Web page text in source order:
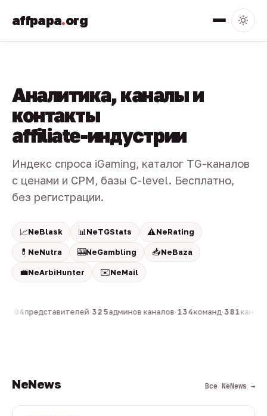
affpapa.org
Аналитика, каналы и
контакты
affiliate-индустрии
Индекс спроса iGaming, каталог TG-каналов
с ценами и CPM, базы C-level. Бесплатно,
без регистрации.
📈NeBlask 📊 NeTGStats ⚠️NeRating
💊 NeNutra 🎰NeGambling 📥NeBaza
💼NeArbiHunter ✉️NeMail
804представителей·325админов каналов·134команд·381
NeNews Все NeNews →